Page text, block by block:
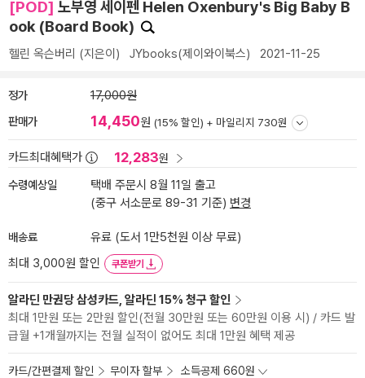
[POD] 노부영 세이펜 Helen Oxenbury's Big Baby B
ook (Board Book)
헬린 옥슨버리 (지은이) JYbooks(제이와이북스) 2021-11-25
정가 17,000원
판매가 14,450원 (15% 할인) + 마일리지 730원
카드최대혜택가 12,283원
수령예상일
택배 주문시 8월 11일 출고
(중구 서소문로 89-31 기준) 변경
배송료
유료 (도서 1만5천원 이상 무료)
최대 3,000원 할인
쿠폰받기
알라딘 만권당 삼성카드, 알라딘 15% 청구 할인
최대 1만원 또는 2만원 할인(전월 30만원 또는 60만원 이용 시) / 카드 발
급월 +1개월까지는 전월 실적이 없어도 최대 1만원 혜택 제공
카드/간편결제 할인 무이자 할부 소득공제 660원